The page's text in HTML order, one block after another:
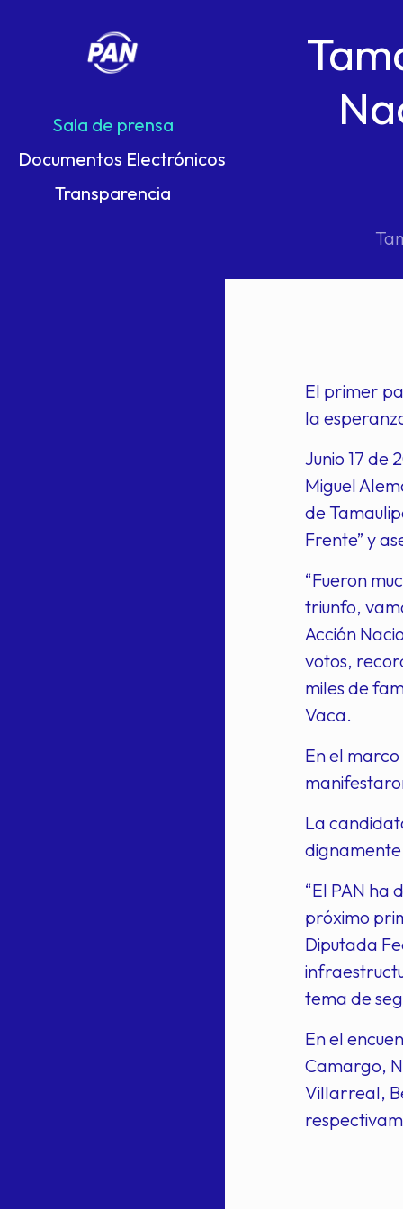
Sala de prensa
Documentos Electrónicos
Transparencia
El primer
la
Junio 17 de
Miguel
de
Frente” y
“Fueron
triunfo,
Acción
votos,
miles de
Vaca.
En el
La
dignamente
“El PAN ha
próximo
Diputada
tema de
En el
Camargo,
Villarreal,